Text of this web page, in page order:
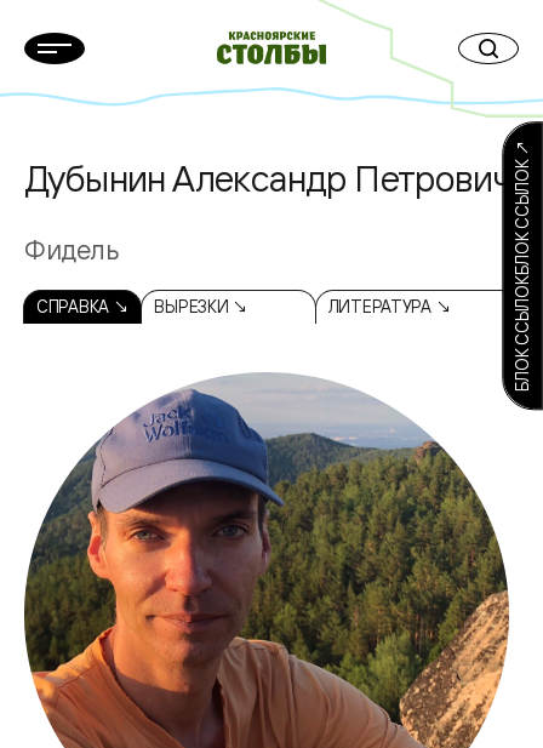
Дубынин Александр Петрович
Фидель
СПРАВКА ↘ ВЫРЕЗКИ ↘ ЛИТЕРАТУРА ↘ БЛОК ССЫЛОКБЛОК ССЫЛОК ↗